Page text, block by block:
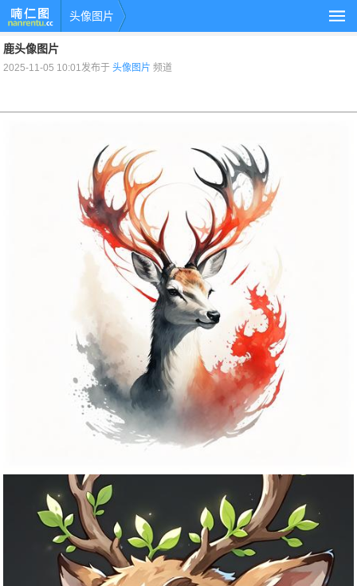
头像图片
鹿头像图片
2025-11-05 10:01发布于头像图片 频道